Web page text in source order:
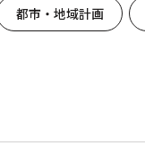
都市・地域計画